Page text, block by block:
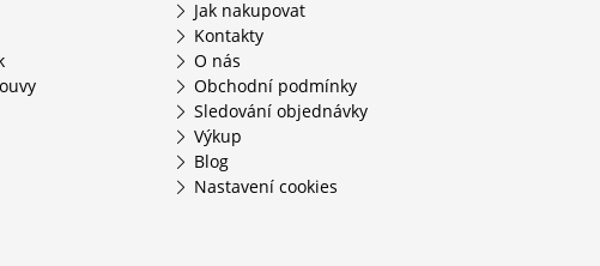
Jak nakupovat
Kontakty
O nás
Obchodní podmínky
Sledování objednávky
Výkup
Blog
Nastavení cookies